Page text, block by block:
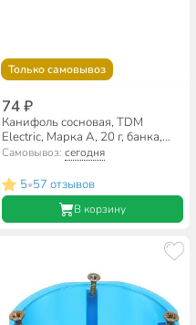
Только самовывоз
74 ₽
Канифоль сосновая, TDM
Electric, Марка А, 20 г, банка,
серия Алмаз, SQ1025-0381
Самовывоз: сегодня
5•57 отзывов
В корзину